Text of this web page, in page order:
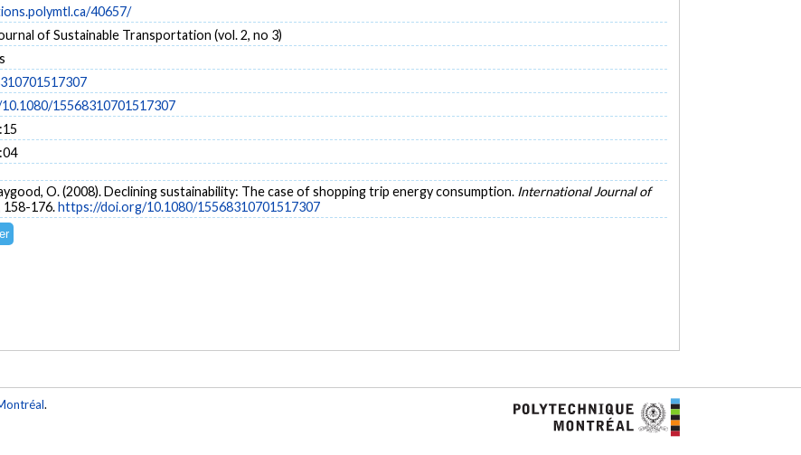
40657/
of Sustainable Transportation (vol. 2, no 3)
15568310701517307
O. (2008). Declining sustainability: The case of shopping trip energy consumption. International Journal of
158-176.https://doi.org/10.1080/15568310701517307
.